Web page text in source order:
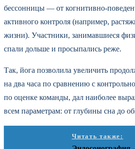
бессонницы — от когнитивно-
активного контроля (например,
жизни). Участники, занимавшиеся
спали дольше и просыпались реже.
Так, йога позволила увеличить
на два часа по сравнению с
по оценке команды, дал наиболее
всем параметрам: от глубины сна до
Читать также: